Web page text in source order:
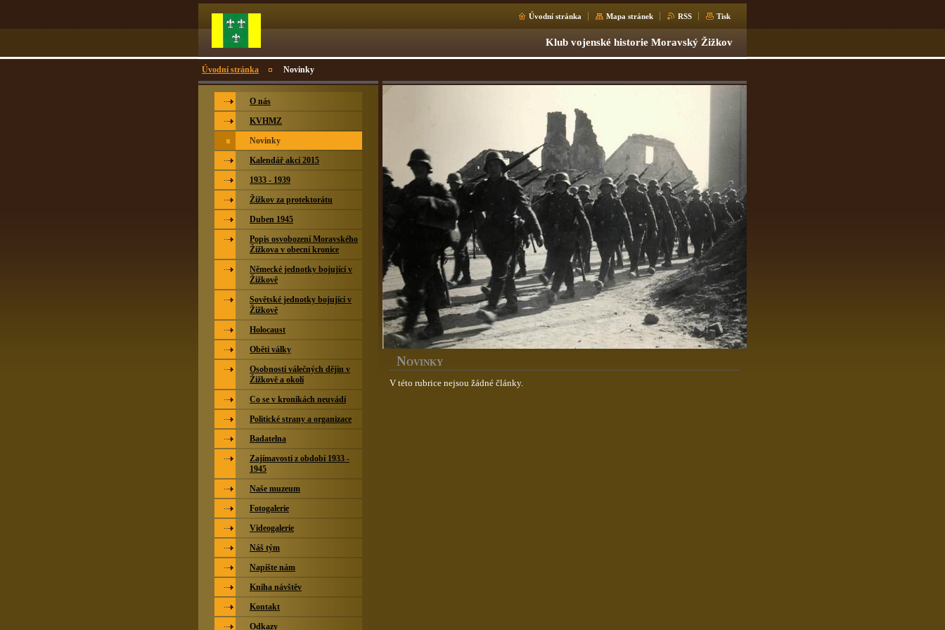
Úvodní stránka Mapa stránek RSS Tisk
Klub vojenské historie Moravský Žižkov
Úvodní stránka Novinky
NOVINKY
V této rubrice nejsou žádné články.
O nás
KVHMZ
Novinky
Kalendář akcí 2015
1933 - 1939
Žižkov za protektorátu
Duben 1945
Popis osvobození Moravského
Žižkova v obecní kronice
Německé jednotky bojující v
Žižkově
Sovětské jednotky bojující v
Žižkově
Holocaust
Oběti války
Osobnosti válečných dějin v
Žižkově a okolí
Co se v kronikách neuvádí
Politické strany a organizace
Badatelna
Zajímavosti z období 1933 -
1945
Naše muzeum
Fotogalerie
Videogalerie
Náš tým
Napište nám
Kniha návštěv
Kontakt
Odkazy